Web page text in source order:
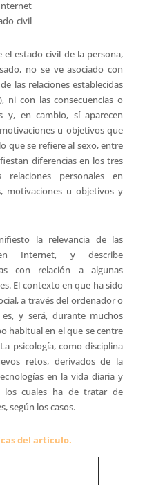
civil
el estado civil de la persona,
no se ve asociado con
las relaciones establecidas
ni con las consecuencias o
y, en cambio, sí aparecen
u objetivos que
que se refiere al sexo, entre
diferencias en los tres
relaciones personales en
motivaciones u objetivos y
la relevancia de las
Internet, y describe
con relación a algunas
El contexto en que ha sido
a través del ordenador o
y será, durante muchos
habitual en el que se centre
psicología, como disciplina
retos, derivados de la
en la vida diaria y
los cuales ha de tratar de
según los casos.
del artículo.